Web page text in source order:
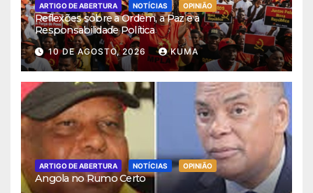
ARTIGO DE ABERTURA NOTÍCIAS OPINIÃO
Reflexões sobre a Ordem, a Paz e a
Responsabilidade Política
10 DE AGOSTO, 2026 KUMA
ARTIGO DE ABERTURA NOTÍCIAS OPINIÃO
Angola no Rumo Certo